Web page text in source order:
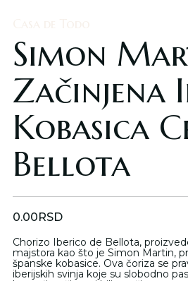
Simon
Začinjena
Kobasica
Bellota
0.00RSD
Chorizo Iberico de Bellota,
majstora kao što je Simon Martin,
španske kobasice. Ova čoriza se
iberijskih svinja koje su slobodno